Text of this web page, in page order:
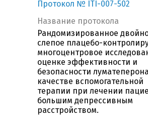
Протокол № ITI-007-502
Название протокола
Рандомизированное
слепое плацебо-
многоцентровое
оценке эффективности и
безопасности
качестве вспомогательной
терапии при лечении
большим депрессивным
расстройством.